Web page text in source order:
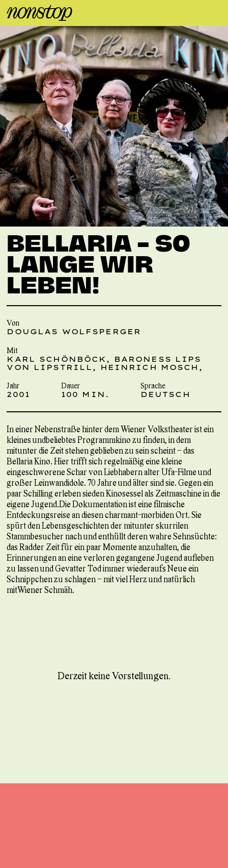
Derzeit keine Vorstellungen.
BELLARIA – SO
LANGE WIR
LEBEN!
Von
DOUGLAS WOLFSPERGER
Mit
KARL SCHÖNBÖCK, BARONESS LIPS
VON LIPSTRILL, HEINRICH MOSCH,
Jahr
2001
Dauer
100 MIN.
Sprache
DEUTSCH
In einer Nebenstraße hinter dem Wiener Volkstheater ist ein
kleines undbeliebtes Programmkino zu finden, in dem
mitunter die Zeit stehen geblieben zu sein scheint – das
Bellaria Kino. Hier trifft sich regelmäßig eine kleine
eingeschworene Schar von Liebhabern alter Ufa-Filme und
großer Leinwandidole. 70 Jahre und älter sind sie. Gegen ein
paar Schilling erleben sieden Kinosessel als Zeitmaschine in die
eigene Jugend.Die Dokumentation ist eine filmische
Entdeckungsreise an diesen charmant-morbiden Ort. Sie
spürt den Lebensgeschichten der mitunter skurrilen
Stammbesucher nach und enthüllt deren wahre Sehnsüchte:
das Radder Zeit für ein paar Momente anzuhalten, die
Erinnerungen an eine verloren gegangene Jugend aufleben
zu lassen und Gevatter Tod immer wiederaufs Neue ein
Schnippchen zu schlagen – mit viel Herz und natürlich
mitWiener Schmäh.